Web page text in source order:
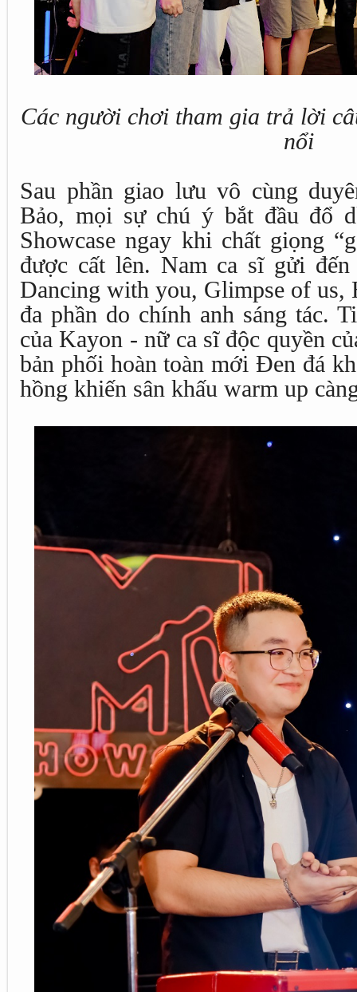
Các người chơi tham gia trả lời
nổi
Sau phần giao lưu vô cùng
Bảo, mọi sự chú ý bắt đầu đổ
Showcase ngay khi chất giọng
được cất lên. Nam ca sĩ gửi
Dancing with you, Glimpse of us,
đa phần do chính anh sáng tác.
của Kayon - nữ ca sĩ độc quyền
bản phối hoàn toàn mới Đen đá
hồng khiến sân khấu warm up